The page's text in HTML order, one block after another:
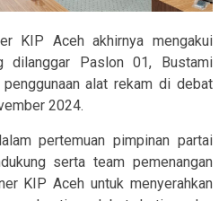
KIP Aceh akhirnya mengakui
dilanggar Paslon 01, Bustami
alat rekam di debat
2024.
pertemuan pimpinan partai
serta team pemenangan
KIP Aceh untuk menyerahkan